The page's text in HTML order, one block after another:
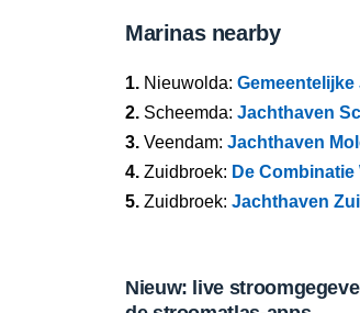
Marinas nearby
1. Nieuwolda:
2. Scheemda: Jachthaven
3. Veendam: Jachthaven
4. Zuidbroek: De
5. Zuidbroek: Jachthaven
Nieuw: live